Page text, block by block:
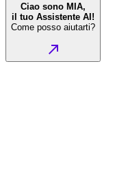
Ciao sono MIA,
il tuo Assistente AI!
Come posso aiutarti?